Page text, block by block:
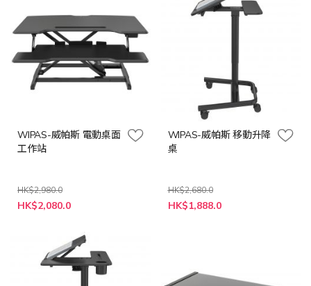
WIPAS-威帕斯 電動桌面
工作站
HK$2,980.0
特
殊
HK$2,080.0
WIPAS-威帕斯 移動升降
桌
HK$2,680.0
特
殊
HK$1,888.0